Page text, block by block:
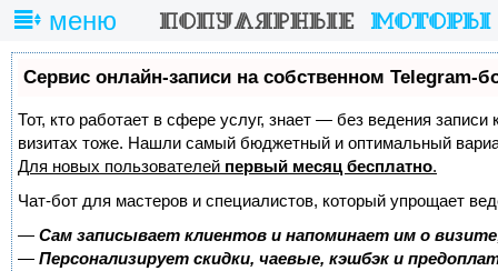
меню
Сервис онлайн-записи на собственном Telegram-
Тот, кто работает в сфере услуг, знает — без ведения
визитах тоже. Нашли самый бюджетный и оптимальный
Для новых пользователей первый месяц бесплатно.
Чат-бот для мастеров и специалистов, который упрощает
— Сам записывает клиентов и напоминает им о
— Персонализирует скидки, чаевые, кэшбэк и